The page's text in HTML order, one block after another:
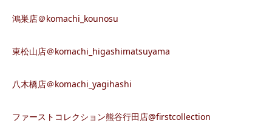
鴻巣店＠komachi_kounosu
東松山店＠komachi_higashimatsuyama
八木橋店＠komachi_yagihashi
ファーストコレクション熊谷行田店@firstcollection